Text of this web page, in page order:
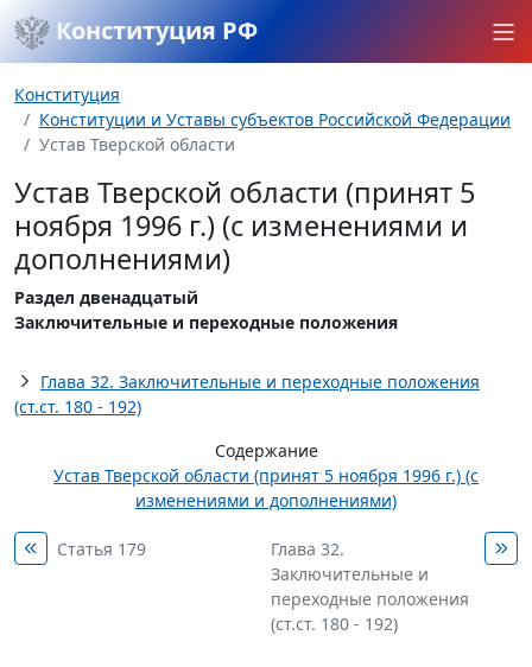
Конституция РФ
Конституция
Конституции и Уставы субъектов Российской Федерации
Устав Тверской области
Устав Тверской области (принят 5
ноября 1996 г.) (с изменениями и
дополнениями)
Раздел двенадцатый
Заключительные и переходные положения
Глава 32. Заключительные и переходные положения
(ст.ст. 180 - 192)
Содержание
Устав Тверской области (принят 5 ноября 1996 г.) (с
изменениями и дополнениями)
Статья 179
Глава 32.
Заключительные и
переходные положения
(ст.ст. 180 - 192)